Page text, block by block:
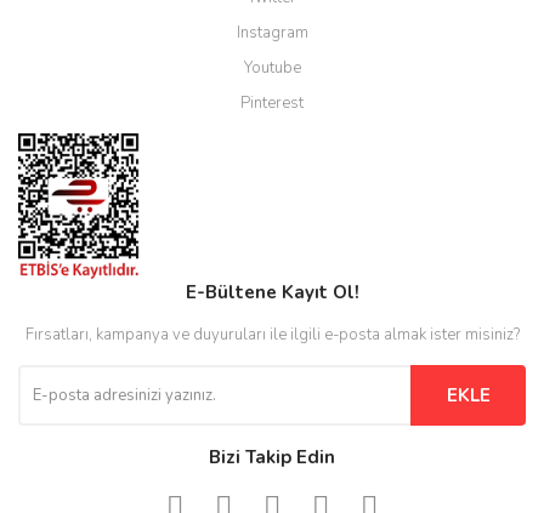
Instagram
Youtube
Pinterest
E-Bültene Kayıt Ol!
Fırsatları, kampanya ve duyuruları ile ilgili e-posta almak ister misiniz?
EKLE
Bizi Takip Edin